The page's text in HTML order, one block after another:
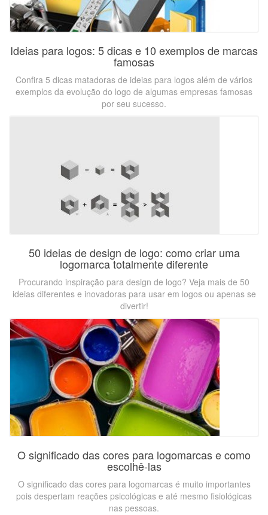
Ideias para logos: 5 dicas e 10 exemplos de marcas
famosas
Confira 5 dicas matadoras de ideias para logos além de vários
exemplos da evolução do logo de algumas empresas famosas
por seu sucesso.
50 ideias de design de logo: como criar uma
logomarca totalmente diferente
Procurando inspiração para design de logo? Veja mais de 50
ideias diferentes e inovadoras para usar em logos ou apenas se
divertir!
O significado das cores para logomarcas e como
escolhê-las
O significado das cores para logomarcas é muito importantes
pois despertam reações psicológicas e até mesmo fisiológicas
nas pessoas.